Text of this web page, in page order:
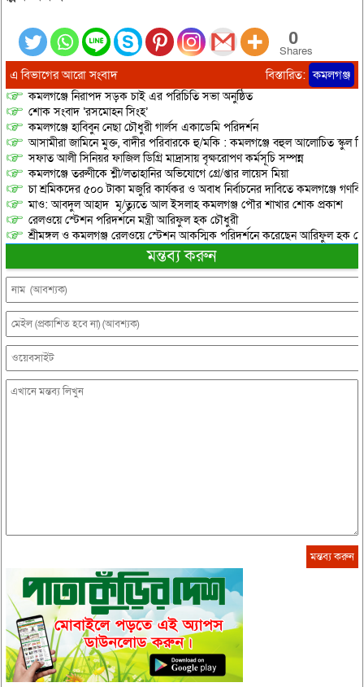
0
Shares
এ বিভাগের আরো সংবাদ বিস্তারিত: কমলগঞ্জ
কমলগঞ্জে নিরাপদ সড়ক চাই এর পরিচিতি সভা অনুষ্ঠিত
শোক সংবাদ ‘রসমোহন সিংহ’
কমলগঞ্জে হাবিবুন নেছা চৌধুরী গার্লস একাডেমি পরিদর্শন
আসামীরা জামিনে মুক্ত, বাদীর পরিবারকে হু/মকি : কমলগঞ্জে বহুল আলোচিত স্কুল
সফাত আলী সিনিয়র ফাজিল ডিগ্রি মাদ্রাসায় বৃক্ষরোপণ কর্মসূচি সম্পন্ন
কমলগঞ্জে তরুণীকে শ্লী/লতাহানির অভিযোগে গ্রে/প্তার লায়েস মিয়া
চা শ্রমিকদের ৫০০ টাকা মজুরি কার্যকর ও অবাধ নির্বাচনের দাবিতে কমলগঞ্জে
মাও: আবদুল আহাদ মৃ/ত্যুতে আল ইসলাহ কমলগঞ্জ পৌর শাখার শোক প্রকাশ
রেলওয়ে স্টেশন পরিদর্শনে মন্ত্রী আরিফুল হক চৌধুরী
শ্রীমঙ্গল ও কমলগঞ্জ রেলওয়ে স্টেশন আকস্মিক পরিদর্শনে করেছেন আরিফুল হক
মন্তব্য করুন